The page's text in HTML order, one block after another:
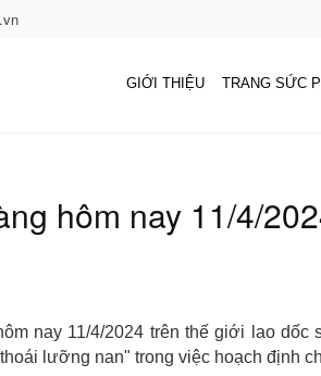
GIỚI THIỆU TRANG SỨC
hôm nay 11/4/
nay 11/4/2024 trên thế giới lao
lưỡng nan" trong việc hoạch định